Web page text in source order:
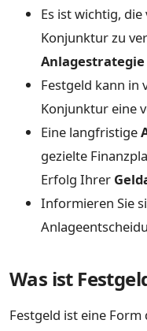
Es ist wichtig,
Konjunktur zu
Anlagestrategie
Festgeld kann in
Konjunktur eine
Eine langfristige
gezielte
Erfolg Ihrer
Informieren Sie
Was ist
Festgeld ist eine Form